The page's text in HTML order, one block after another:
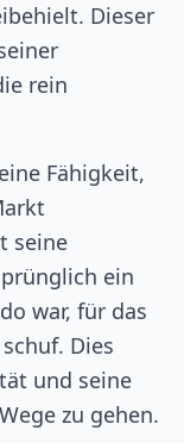
Dieser
rein
Fähigkeit,
seine
ein
war, für das
Dies
und seine
zu gehen.